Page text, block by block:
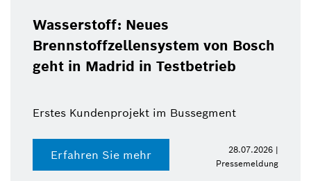
Wasserstoff: Neues
Brennstoffzellensystem von Bosch
geht in Madrid in Testbetrieb
Erstes Kundenprojekt im Bussegment
Erfahren Sie mehr
28.07.2026 |
Pressemeldung